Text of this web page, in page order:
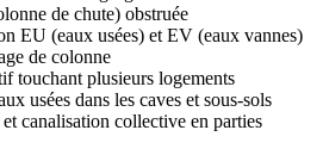
de chute) obstruée
EU (eaux usées) et EV (eaux vannes)
de colonne
touchant plusieurs logements
usées dans les caves et sous-sols
canalisation collective en parties